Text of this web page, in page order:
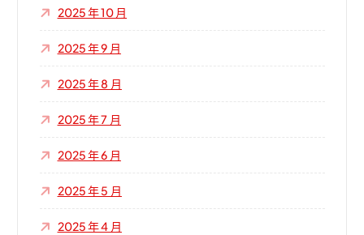
2025 年 10 月
2025 年 9 月
2025 年 8 月
2025 年 7 月
2025 年 6 月
2025 年 5 月
2025 年 4 月